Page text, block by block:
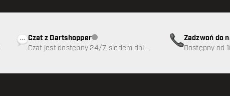
Czat z DartshopperObsługa klienta niedostępna
Czat jest dostępny 24/7, siedem dni w
Zadzwoń do
89
Dostępny od